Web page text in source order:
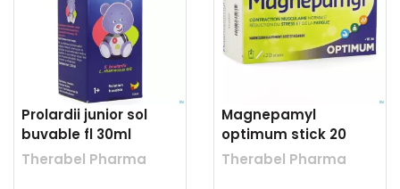
Prolardii junior sol
buvable fl 30ml
Therabel Pharma
Magnepamyl
optimum stick 20
Therabel Pharma